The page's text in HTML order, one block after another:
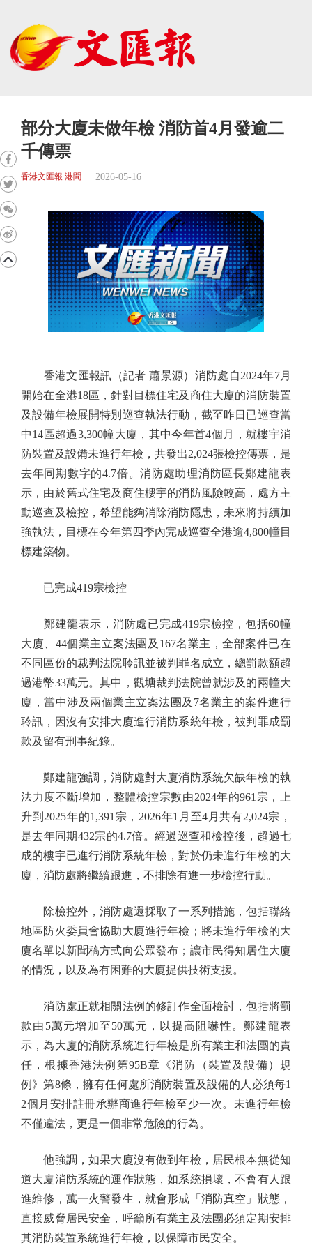
部分大廈未做年檢 消防首4月發逾二
千傳票
香港文匯報 港聞 2026-05-16
香港文匯報訊（記者 蕭景源）消防處自2024年7月
開始在全港18區，針對目標住宅及商住大廈的消防裝置
及設備年檢展開特別巡查執法行動，截至昨日已巡查當
中14區超過3,300幢大廈，其中今年首4個月，就樓宇消
防裝置及設備未進行年檢，共發出2,024張檢控傳票，是
去年同期數字的4.7倍。消防處助理消防區長鄭建龍表
示，由於舊式住宅及商住樓宇的消防風險較高，處方主
動巡查及檢控，希望能夠消除消防隱患，未來將持續加
強執法，目標在今年第四季內完成巡查全港逾4,800幢目
標建築物。
已完成419宗檢控
鄭建龍表示，消防處已完成419宗檢控，包括60幢
大廈、44個業主立案法團及167名業主，全部案件已在
不同區份的裁判法院聆訊並被判罪名成立，總罰款額超
過港幣33萬元。其中，觀塘裁判法院曾就涉及的兩幢大
廈，當中涉及兩個業主立案法團及7名業主的案件進行
聆訊，因沒有安排大廈進行消防系統年檢，被判罪成罰
款及留有刑事紀錄。
鄭建龍強調，消防處對大廈消防系統欠缺年檢的執
法力度不斷增加，整體檢控宗數由2024年的961宗，上
升到2025年的1,391宗，2026年1月至4月共有2,024宗，
是去年同期432宗的4.7倍。經過巡查和檢控後，超過七
成的樓宇已進行消防系統年檢，對於仍未進行年檢的大
廈，消防處將繼續跟進，不排除有進一步檢控行動。
除檢控外，消防處還採取了一系列措施，包括聯絡
地區防火委員會協助大廈進行年檢；將未進行年檢的大
廈名單以新聞稿方式向公眾發布；讓市民得知居住大廈
的情況，以及為有困難的大廈提供技術支援。
消防處正就相關法例的修訂作全面檢討，包括將罰
款由5萬元增加至50萬元，以提高阻嚇性。鄭建龍表
示，為大廈的消防系統進行年檢是所有業主和法團的責
任，根據香港法例第95B章《消防（裝置及設備）規
例》第8條，擁有任何處所消防裝置及設備的人必須每1
2個月安排註冊承辦商進行年檢至少一次。未進行年檢
不僅違法，更是一個非常危險的行為。
他強調，如果大廈沒有做到年檢，居民根本無從知
道大廈消防系統的運作狀態，如系統損壞，不會有人跟
進維修，萬一火警發生，就會形成「消防真空」狀態，
直接威脅居民安全，呼籲所有業主及法團必須定期安排
其消防裝置系統進行年檢，以保障市民安全。